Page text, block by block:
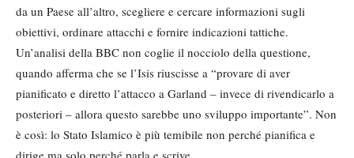
da un Paese all’altro, scegliere e cercare informazioni sugli
obiettivi, ordinare attacchi e fornire indicazioni tattiche.
Un’analisi della BBC non coglie il nocciolo della questione,
quando afferma che se l’Isis riuscisse a “provare di aver
pianificato e diretto l’attacco a Garland – invece di rivendicarlo a
posteriori – allora questo sarebbe uno sviluppo importante”. Non
è così: lo Stato Islamico è più temibile non perché pianifica e